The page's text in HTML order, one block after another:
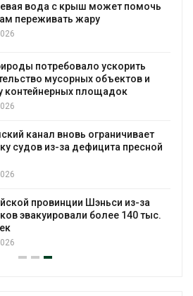
вода с крыш может помочь
переживать жару
потребовало ускорить
мусорных объектов и
контейнерных площадок
канал вновь ограничивает
судов из-за дефицита пресной
провинции Шэньси из-за
эвакуировали более 140 тыс.